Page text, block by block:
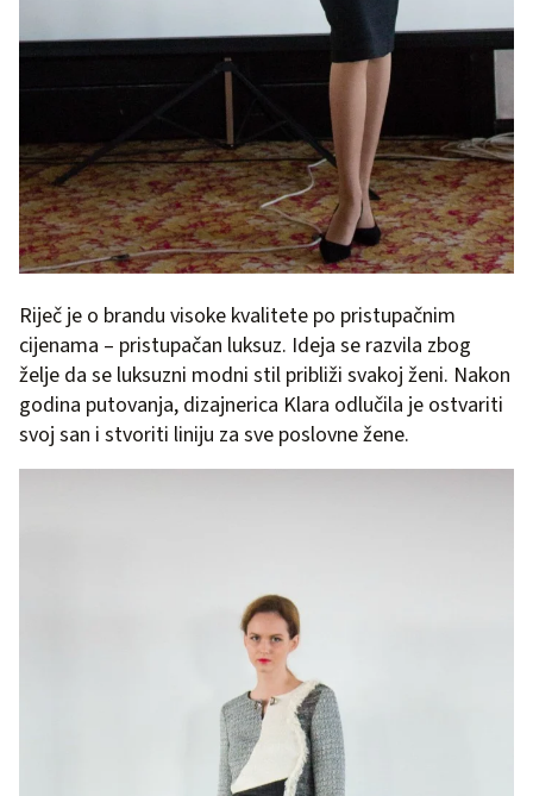
Riječ je o brandu visoke kvalitete po pristupačnim
cijenama – pristupačan luksuz. Ideja se razvila zbog
želje da se luksuzni modni stil približi svakoj ženi. Nakon
godina putovanja, dizajnerica Klara odlučila je ostvariti
svoj san i stvoriti liniju za sve poslovne žene.